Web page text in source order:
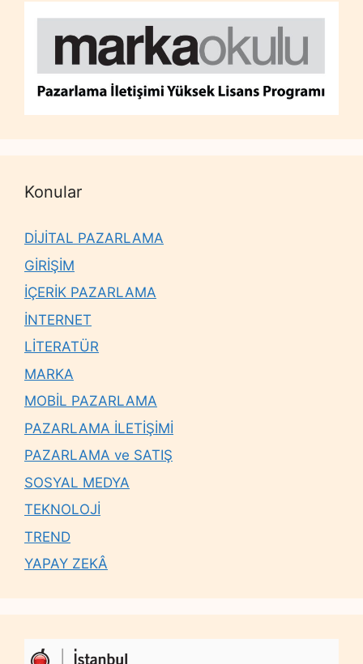
Konular
DİJİTAL PAZARLAMA
GİRİŞİM
İÇERİK PAZARLAMA
İNTERNET
LİTERATÜR
MARKA
MOBİL PAZARLAMA
PAZARLAMA İLETİŞİMİ
PAZARLAMA ve SATIŞ
SOSYAL MEDYA
TEKNOLOJİ
TREND
YAPAY ZEKÂ